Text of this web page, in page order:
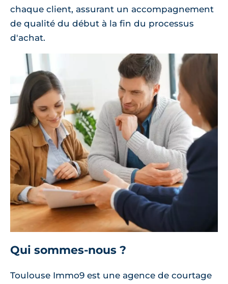
chaque client, assurant un accompagnement
de qualité du début à la fin du processus
d'achat.
Qui sommes-nous ?
Toulouse Immo9 est une agence de courtage